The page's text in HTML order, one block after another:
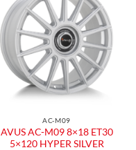
Aggiungi
alla lista
dei
desideri
AC-M09
AVUS AC-M09 8×18 ET30
5×120 HYPER SILVER